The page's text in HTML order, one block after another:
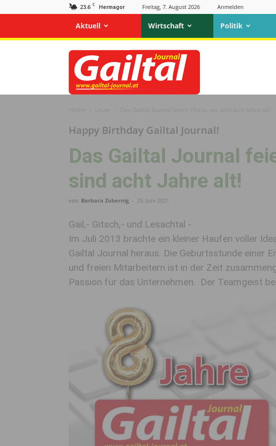
23.6 C Hermagor Freitag, 7. August 2026 Anmelden
Aktuell Wirtschaft Politik
Gailtal
Journal
Happy Birthday Gailtal Journal!
Das Gailtal Journal
sind acht Jahre alt!
von Barbara Zobernig - 25. Juni 2021
Gail,- Gitsch,- und Lesachtal -
Im Juli 2013 brachte ein kleiner Haufen voller
Gailtal Journal heraus. Die Geburtsstunde einer
und freien Mitarbeitern ist in der Zeit
Passion für das Unternehmen. Der Teamgeist